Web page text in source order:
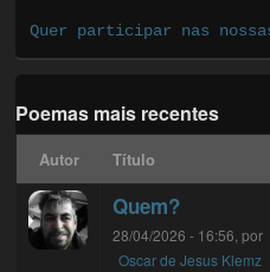
Quer participar nas
Poemas mais recentes
Autor Título
Quem?
28/04/2026 - 16:56, por
Oscar de Jesus Klemz